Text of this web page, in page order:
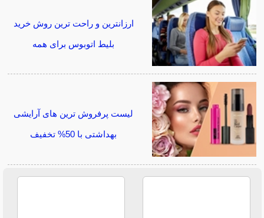
ارزانترین و راحت ترین روش خرید
بلیط اتوبوس برای همه
لیست پرفروش ترین های آرایشی
بهداشتی با 50% تخفیف